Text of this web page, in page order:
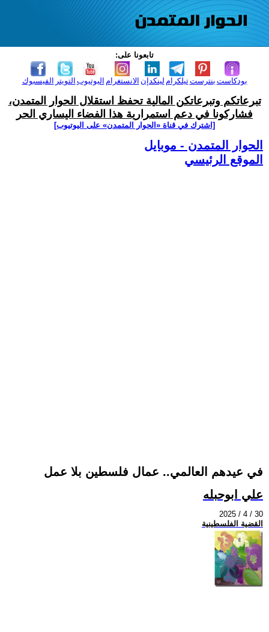
تابعونا على:
الفيسبوك التويتر اليوتيوب الانستغرام لينكدإن تيلكرامبنترست بودكاست
تبرعاتكم وتبرعاتكن المالية تحفظ استقلال الحوار المتمدن،
فشاركونا في دعم استمرارية هذا الفضاء اليساري الحر
[اشترك في قناة ‫«الحوار المتمدن» على اليوتيوب]
الحوار المتمدن - موبايل
الموقع الرئيسي
في عيدهم العالمي.. عمال فلسطين بلا عمل
علي ابوحبله
2025 / 4 / 30
القضية الفلسطينية